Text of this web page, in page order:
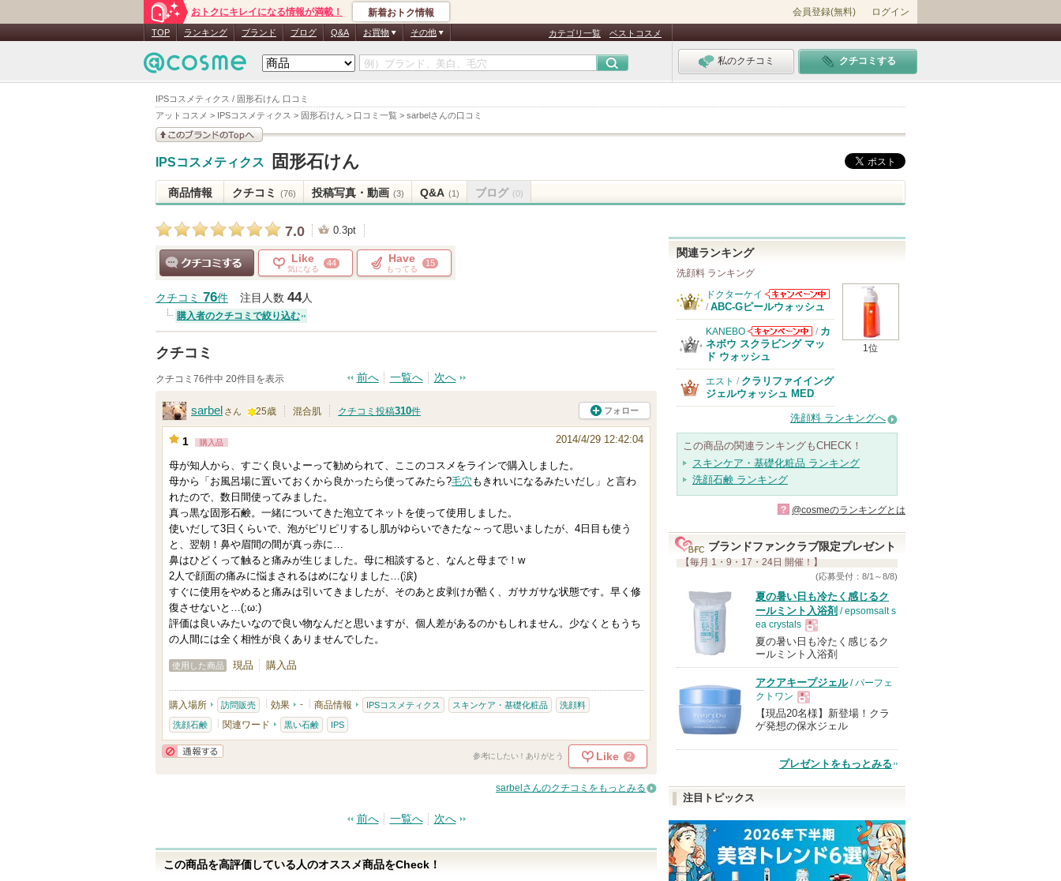
IPSコスメティクス / 固形石けん 口コミ
アットコスメ > IPSコスメティクス > 固形石けん > 口コミ一覧 > sarbelさんの口コミ
おトクにキレイになる情報が満載！ 新着おトク情報 会員登録(無料) ログイン
TOP ランキング ブランド ブログ Q&A お買物 その他 カテゴリ一覧 ベストコスメ
私のクチコミ クチコミする
IPSコスメティクス 固形石けん
商品情報 クチコミ (76) 投稿写真・動画 (3) Q&A (1) ブログ (0)
7.0 0.3pt
Like
気になる
44 Have
もってる
15
クチコミ 76件 注目人数 44人
購入者のクチコミで絞り込む
クチコミ
クチコミ76件中 20件目を表示 前へ 一覧へ 次へ
sarbel さん
1
0
人
以
上
の
メ
ン
バ
ー
お
気
に
25歳 混合肌 クチコミ投稿310件 フォロー
1 購入品 2014/4/29 12:42:04
母が知人から、すごく良いよーって勧められて、ここのコスメをラインで購入しました。
母から「お風呂場に置いておくから良かったら使ってみたら?毛穴 もきれいになるみたいだし」と言わ
れたので、数日間使ってみました。
真っ黒な固形石鹸。一緒についてきた泡立てネットを使って使用しました。
使いだして3日くらいで、泡がピリピリするし肌がゆらいできたな～って思いましたが、4日目も使う
と、翌朝！鼻や眉間の間が真っ赤に…
鼻はひどくって触ると痛みが生じました。母に相談すると、なんと母まで！w
2人で顔面の痛みに悩まされるはめになりました…(涙)
すぐに使用をやめると痛みは引いてきましたが、そのあと皮剥けが酷く、ガサガサな状態です。早く修
復させないと…(;ω:)
評価は良いみたいなので良い物なんだと思いますが、個人差があるのかもしれません。少なくともうち
の人間には全く相性が良くありませんでした。
使用した商品 現品 購入品
購入場所 訪問販売 効果 - 商品情報 IPSコスメティクス スキンケア・基礎化粧品 洗顔料
洗顔石鹸 関連ワード 黒い石鹸 IPS
参考にしたい！ありがとう Like 2
sarbelさんのクチコミをもっとみる
前へ 一覧へ 次へ
この商品を高評価している人のオススメ商品をCheck！
関連ランキング
洗顔料 ランキング
1位
ドクターケイ
ドクターケイか
らのお知らせが
あります
/ ABC-Gピールウォッシュ
KANEBO
KANEBOから
のお知らせがあ
/ カ
ネボウ スクラビング マッ
ド ウォッシュ
エスト / クラリファイイング
ジェルウォッシュ MED
洗顔料 ランキングへ
この商品の関連ランキングもCHECK！
スキンケア・基礎化粧品 ランキング
洗顔石鹸 ランキング
? @cosmeのランキングとは
ブランドファンクラブ限定プレゼント
【毎月 1・9・17・24日 開催！】
(応募受付：8/1～8/8)
夏の暑い日も冷たく感じるク
ールミント入浴剤 / epsomsalt s
ea crystals
現
品
夏の暑い日も冷たく感じるク
ールミント入浴剤
アクアキープジェル/ パーフェ
クトワン
現
品
【現品20名様】新登場！クラ
ゲ発想の保水ジェル
プレゼントをもっとみる
注目トピックス